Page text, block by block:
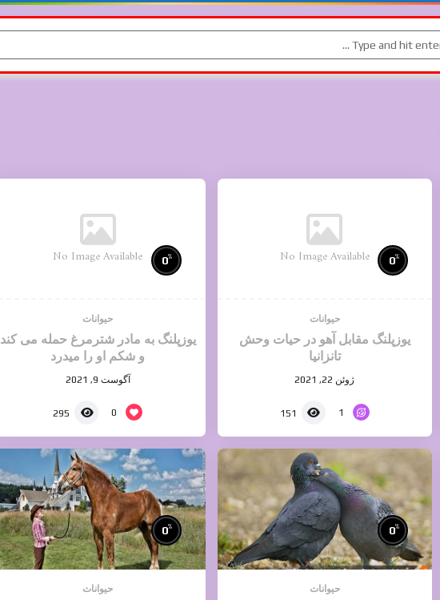
No Image Available 0%
حیوانات
یوزپلنگ مقابل آهو در حیات وحش
تانزانیا
ژوئن 22, 2021
1
151
No Image Available 0%
حیوانات
یوزپلنگ به مادر شترمرغ حمله می کند
و شکم او را میدرد
آگوست 9, 2021
0
295
0%
حیوانات
0%
حیوانات